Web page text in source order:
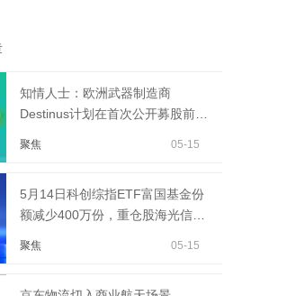
知情人士：欧洲武器制造商
Destinus计划在首次公开募股前筹
聚焦 05-15
5月14日科创综指ETF富国基金份
额减少400万份，重仓股海光信
聚焦 05-15